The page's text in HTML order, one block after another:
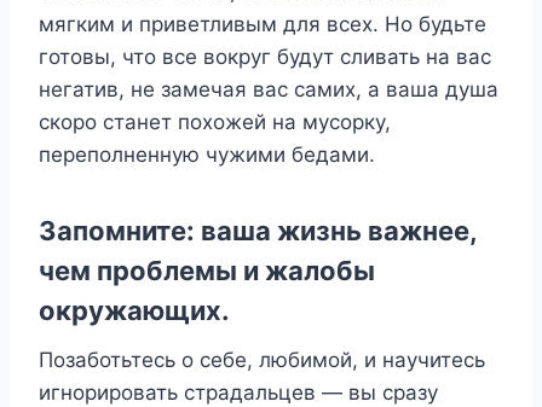
мягким и приветливым для всех. Но будьте
готовы, что все вокруг будут сливать на вас
негатив, не замечая вас самих, а ваша душа
скоро станет похожей на мусорку,
переполненную чужими бедами.
Запомните: ваша жизнь важнее,
чем проблемы и жалобы
окружающих.
Позаботьтесь о себе, любимой, и научитесь
игнорировать страдальцев — вы сразу